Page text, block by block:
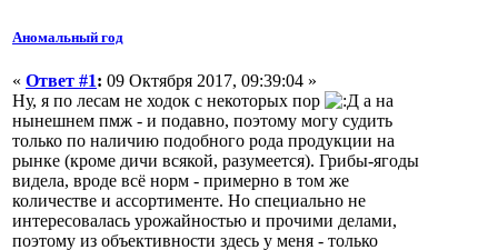
Аномальный год
« Ответ #1: 09 Октября 2017, 09:39:04 »
Ну, я по лесам не ходок с некоторых пор
а на
нынешнем пмж - и подавно, поэтому могу судить
только по наличию подобного рода продукции на
рынке (кроме дичи всякой, разумеется). Грибы-ягоды
видела, вроде всё норм - примерно в том же
количестве и ассортименте. Но специально не
интересовалась урожайностью и прочими делами,
поэтому из объективности здесь у меня - только